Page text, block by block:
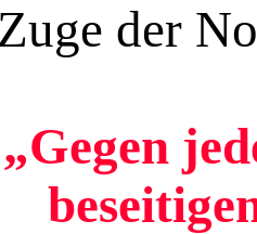
Zuge der
„Gegen